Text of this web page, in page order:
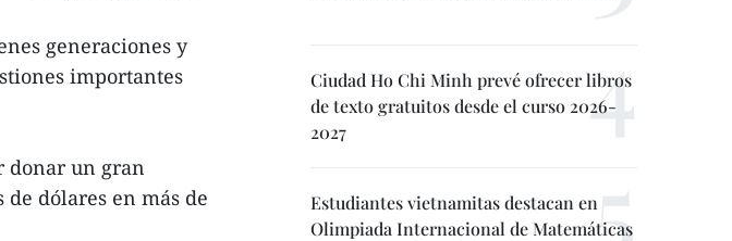
generaciones y
importantes
donar un gran
dólares en más de
Ciudad Ho Chi Minh prevé ofrecer libros
de texto gratuitos desde el curso 2026-
2027
Estudiantes vietnamitas destacan en
Olimpiada Internacional de Matemáticas